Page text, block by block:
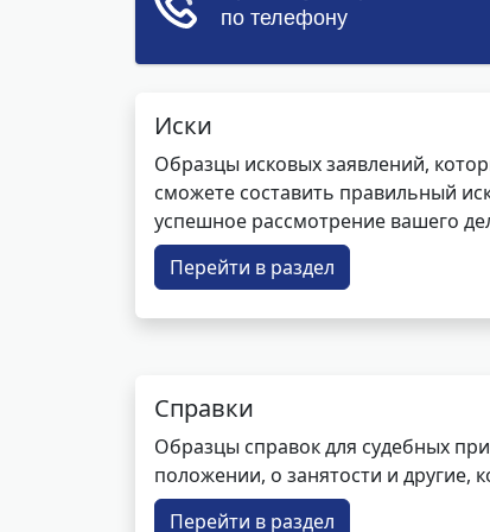
Иски
Образцы исковых заявлений,
сможете составить правильный
успешное рассмотрение вашего
Перейти в раздел
Справки
Образцы справок для судебных
положении, о занятости и другие,
Перейти в раздел